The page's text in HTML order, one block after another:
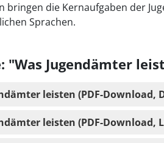
bringen die Kernaufgaben der
Sprachen.
"Was Jugendämter
leisten (PDF-Download,
leisten (PDF-Download,